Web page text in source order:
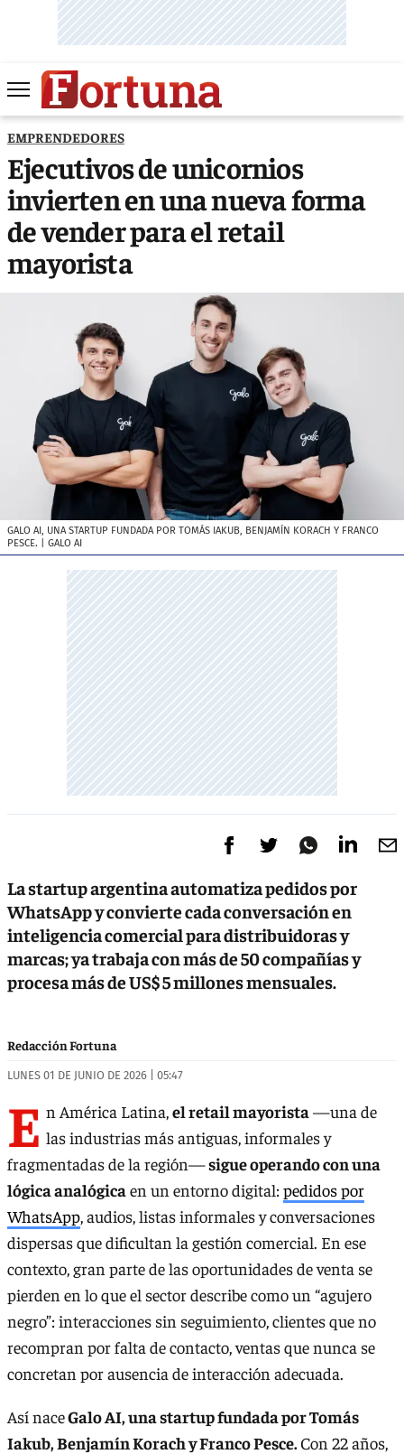
EMPRENDEDORES
Ejecutivos de unicornios
invierten en una nueva forma
de vender para el retail
mayorista
GALO AI, UNA STARTUP FUNDADA POR TOMÁS IAKUB, BENJAMÍN KORACH Y FRANCO
PESCE. | GALO AI
La startup argentina automatiza pedidos por
WhatsApp y convierte cada conversación en
inteligencia comercial para distribuidoras y
marcas; ya trabaja con más de 50 compañías y
procesa más de US$ 5 millones mensuales.
Redacción Fortuna
LUNES 01 DE JUNIO DE 2026 | 05:47
E n América Latina,el retail mayorista—una de
las industrias más antiguas, informales y
fragmentadas de la región—sigue operando con una
lógica analógicaen un entorno digital:pedidos por
WhatsApp, audios, listas informales y conversaciones
dispersas que dificultan la gestión comercial. En ese
contexto, gran parte de las oportunidades de venta se
pierden en lo que el sector describe como un “agujero
negro”: interacciones sin seguimiento, clientes que no
recompran por falta de contacto, ventas que nunca se
concretan por ausencia de interacción adecuada.
Así naceGalo AI, una startup fundada por Tomás
Iakub, Benjamín Korach y Franco Pesce.Con 22 años,